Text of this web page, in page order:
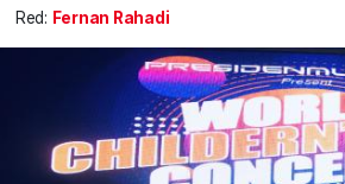
Red: Fernan Rahadi